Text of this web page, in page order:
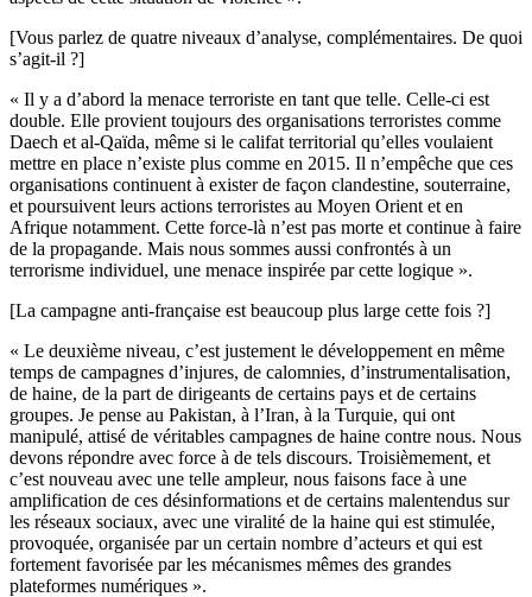
[Vous parlez de quatre niveaux d’analyse, complémentaires. De quoi
s’agit-il ?]
« Il y a d’abord la menace terroriste en tant que telle. Celle-ci est
double. Elle provient toujours des organisations terroristes comme
Daech et al-Qaïda, même si le califat territorial qu’elles voulaient
mettre en place n’existe plus comme en 2015. Il n’empêche que ces
organisations continuent à exister de façon clandestine, souterraine,
et poursuivent leurs actions terroristes au Moyen Orient et en
Afrique notamment. Cette force-là n’est pas morte et continue à faire
de la propagande. Mais nous sommes aussi confrontés à un
terrorisme individuel, une menace inspirée par cette logique ».
[La campagne anti-française est beaucoup plus large cette fois ?]
« Le deuxième niveau, c’est justement le développement en même
temps de campagnes d’injures, de calomnies, d’instrumentalisation,
de haine, de la part de dirigeants de certains pays et de certains
groupes. Je pense au Pakistan, à l’Iran, à la Turquie, qui ont
manipulé, attisé de véritables campagnes de haine contre nous. Nous
devons répondre avec force à de tels discours. Troisièmement, et
c’est nouveau avec une telle ampleur, nous faisons face à une
amplification de ces désinformations et de certains malentendus sur
les réseaux sociaux, avec une viralité de la haine qui est stimulée,
provoquée, organisée par un certain nombre d’acteurs et qui est
fortement favorisée par les mécanismes mêmes des grandes
plateformes numériques ».